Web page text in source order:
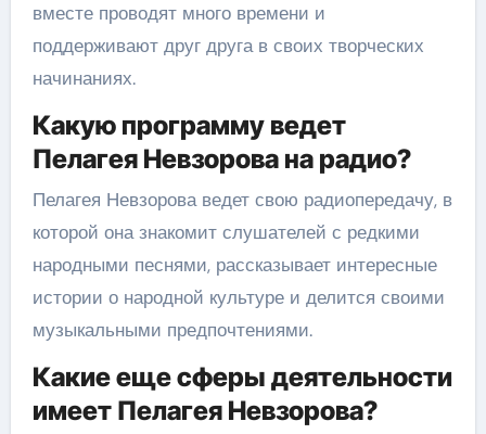
вместе проводят много времени и
поддерживают друг друга в своих творческих
начинаниях.
Какую программу ведет
Пелагея Невзорова на радио?
Пелагея Невзорова ведет свою радиопередачу, в
которой она знакомит слушателей с редкими
народными песнями, рассказывает интересные
истории о народной культуре и делится своими
музыкальными предпочтениями.
Какие еще сферы деятельности
имеет Пелагея Невзорова?